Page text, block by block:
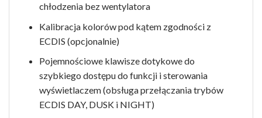
chłodzenia bez wentylatora
Kalibracja kolorów pod kątem zgodności z
ECDIS (opcjonalnie)
Pojemnościowe klawisze dotykowe do
szybkiego dostępu do funkcji i sterowania
wyświetlaczem (obsługa przełączania trybów
ECDIS DAY, DUSK i NIGHT)